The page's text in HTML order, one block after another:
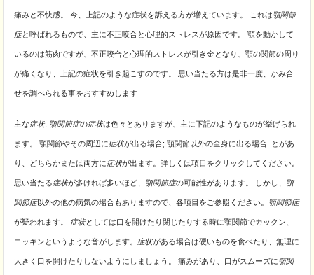
痛みと不快感。 今、上記のような症状を訴える方が増えています。 これは顎関節
症と呼ばれるもので、主に不正咬合と心理的ストレスが原因です。 顎を動かして
いるのは筋肉ですが、不正咬合と心理的ストレスが引き金となり、顎の関節の周り
が痛くなり、上記の症状を引き起こすのです。 思い当たる方は是非一度、かみ合
せを調べられる事をおすすめします
主な症状 顎関節症の症状は色々とありますが、主に下記のようなものが挙げられ
ます。 顎関節やその周辺に症状が出る場合; 顎関節以外の全身に出る場合. とがあ
り、 どちらかまたは両方に症状が出ます。詳しくは項目をクリックしてください。
思い当たる症状が多ければ多いほど、 顎関節症の可能性があります。 しかし、 顎
関節症以外の他の病気の場合もありますので、各項目をご参照ください。 顎関節症
が疑われます。 症状としては口を開けたり閉じたりする時に顎関節でカックン、
コッキンというような音がします。 症状がある場合は硬いものを食べたり、無理に
大きく口を開けたりしないようにしましょう。 痛みがあり、口がスムーズに顎関